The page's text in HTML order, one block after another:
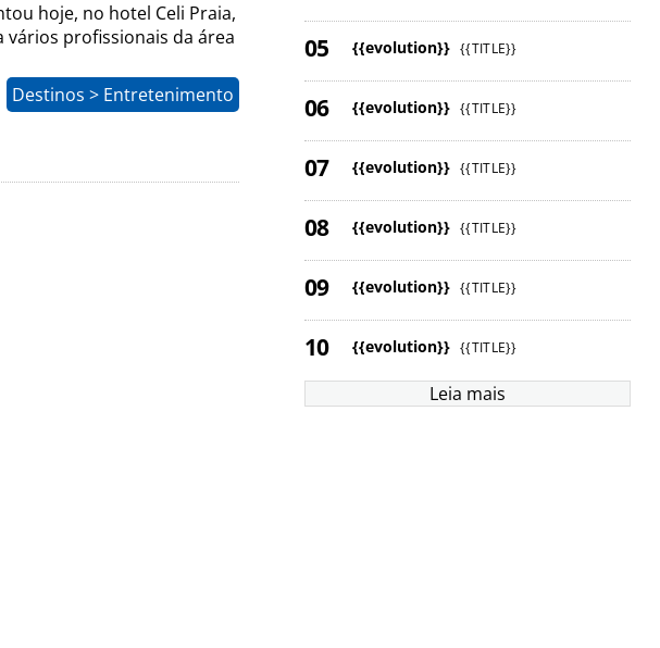
hoje, no hotel Celi Praia,
vários profissionais da área
Destinos > Entretenimento
{{evolution}} {{TITLE}}
{{evolution}} {{TITLE}}
{{evolution}} {{TITLE}}
{{evolution}} {{TITLE}}
{{evolution}} {{TITLE}}
{{evolution}} {{TITLE}}
Leia mais